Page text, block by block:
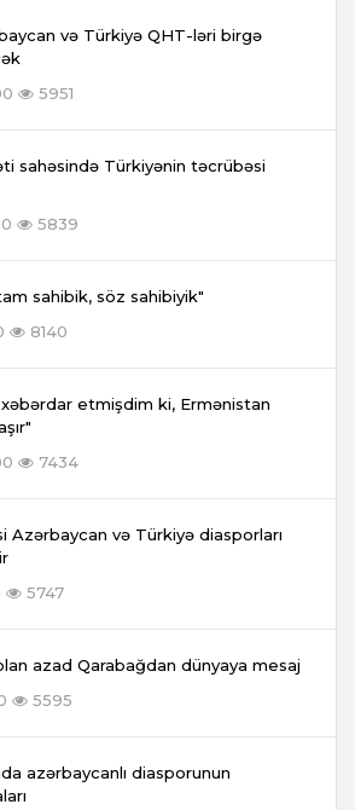
və Türkiyə QHT-ləri birgə
5951
sahəsində Türkiyənin təcrübəsi
5839
sahibik, söz sahibiyik"
8140
etmişdim ki, Ermənistan
7434
Azərbaycan və Türkiyə diasporları
5747
azad Qarabağdan dünyaya mesaj
5595
azərbaycanlı diasporunun